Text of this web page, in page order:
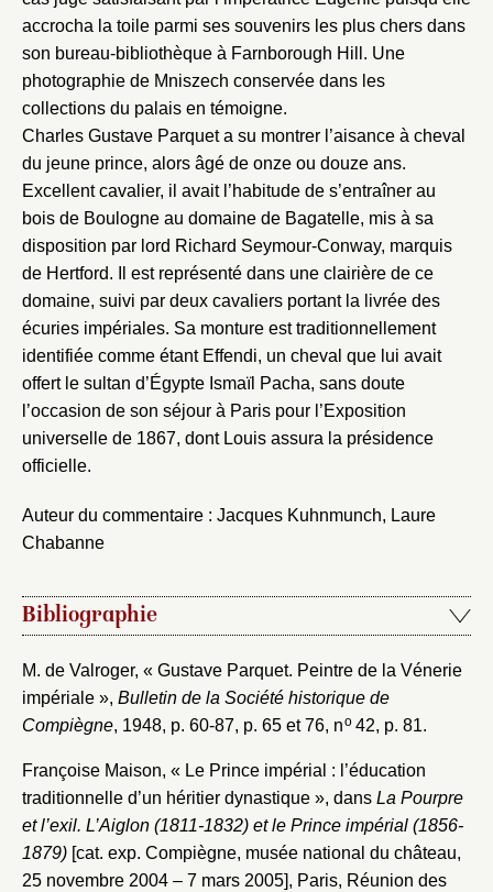
accrocha la toile parmi ses souvenirs les plus chers dans
son bureau-bibliothèque à Farnborough Hill. Une
photographie de Mniszech conservée dans les
collections du palais en témoigne.
Charles Gustave Parquet a su montrer l’aisance à cheval
du jeune prince, alors âgé de onze ou douze ans.
Excellent cavalier, il avait l’habitude de s’entraîner au
bois de Boulogne au domaine de Bagatelle, mis à sa
disposition par lord Richard Seymour-Conway, marquis
de Hertford. Il est représenté dans une clairière de ce
domaine, suivi par deux cavaliers portant la livrée des
écuries impériales. Sa monture est traditionnellement
identifiée comme étant Effendi, un cheval que lui avait
offert le sultan d’Égypte Ismaïl Pacha, sans doute
l’occasion de son séjour à Paris pour l’Exposition
universelle de 1867, dont Louis assura la présidence
officielle.
Auteur du commentaire : Jacques Kuhnmunch, Laure
Chabanne
Bibliographie
M. de Valroger, « Gustave Parquet. Peintre de la Vénerie
impériale », Bulletin de la Société historique de
Compiègne, 1948, p. 60-87, p. 65 et 76, no42, p. 81.
Françoise Maison, « Le Prince impérial : l’éducation
traditionnelle d’un héritier dynastique », dans La Pourpre
et l’exil. L’Aiglon (1811-1832) et le Prince impérial (1856-
1879) [cat. exp. Compiègne, musée national du château,
25 novembre 2004 – 7 mars 2005], Paris, Réunion des
Créer et ajouter
Envoyer
Vous n'êtes pas encore inscrit ?
Vous avez oublié votre mot de passe ?